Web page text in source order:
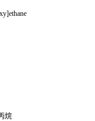
烷